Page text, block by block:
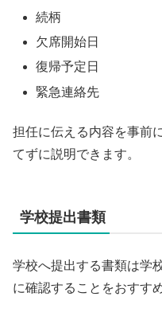
続柄
欠席開始日
復帰予定日
緊急連絡先
担任に伝える内容を事前
てずに説明できます。
学校提出書類
学校へ提出する書類は学
に確認することをおすす